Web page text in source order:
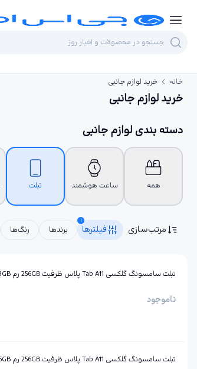
خانه خرید لوازم جانبی
خرید لوازم جانبی
دسته بندی لوازم جانبی
همه ساعت هوشمند تبلت
مرتب‌سازی فیلترها
1
برندها رنگ‌ها
تبلت سامسونگ گلکسی Tab A11 پلاس ظرفیت 256GB رم 8GB
ناموجود
تبلت سامسونگ گلکسی Tab A11 پلاس ظرفیت 256GB رم 6GB